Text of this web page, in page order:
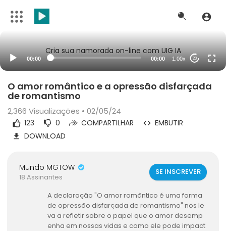
Cria sua namorada on-line com UIG IA
00:00 00:00 1.00x 20
O amor romântico e a opressão disfarçada
de romantismo
2,366 Visualizações • 02/05/24
123 0 COMPARTILHAR
EMBUTIR
DOWNLOAD
Mundo MGTOW
18 Assinantes
SE INSCREVER
A declaração "O amor romântico é uma forma
de opressão disfarçada de romantismo" nos le
va a refletir sobre o papel que o amor desemp
enha em nossas vidas e como ele pode impact